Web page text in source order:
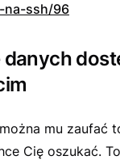
na-ssh/96
danych
mu zaufać
Cię oszukać.